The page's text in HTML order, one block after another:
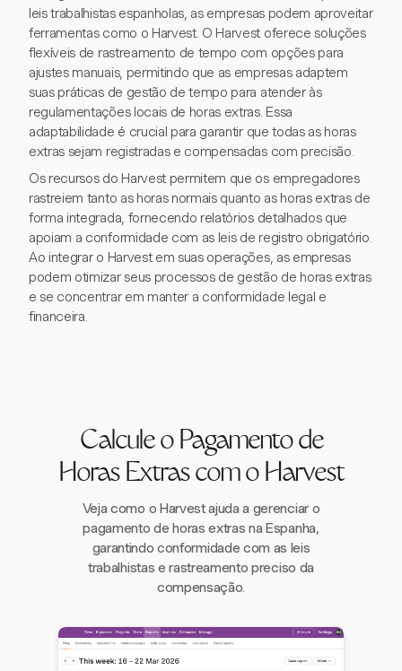
leis trabalhistas espanholas, as empresas podem aproveitar
ferramentas como o Harvest. O Harvest oferece soluções
flexíveis de rastreamento de tempo com opções para
ajustes manuais, permitindo que as empresas adaptem
suas práticas de gestão de tempo para atender às
regulamentações locais de horas extras. Essa
adaptabilidade é crucial para garantir que todas as horas
extras sejam registradas e compensadas com precisão.
Os recursos do Harvest permitem que os empregadores
rastreiem tanto as horas normais quanto as horas extras de
forma integrada, fornecendo relatórios detalhados que
apoiam a conformidade com as leis de registro obrigatório.
Ao integrar o Harvest em suas operações, as empresas
podem otimizar seus processos de gestão de horas extras
e se concentrar em manter a conformidade legal e
financeira.
Calcule o Pagamento de
Horas Extras com o Harvest
Veja como o Harvest ajuda a gerenciar o
pagamento de horas extras na Espanha,
garantindo conformidade com as leis
trabalhistas e rastreamento preciso da
compensação.